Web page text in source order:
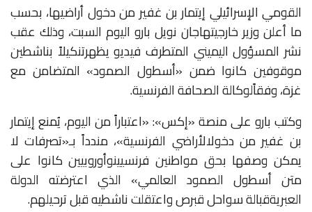
القوميالإسرائيلي إيتماربن غفيرمندخولأراضيها، بحسب
ما أعلنوزيرخارجيتهاجان نويل بارو اليوم السبت، وذلك عقب
نشر المسؤول اليميني المتطرف فيديو يظهرتنكيلاً بناشطين
موقوفين كانوا ضمن «أسطول الصمود» المتضامن مع
غزة،وفقاًلوكالةالصحافةالفرنسية.
وكتببارو علىمنصة«إكس»
:
«اعتباراًمناليوم،يُمنعإيتمار
بن غفير من دخولالأراضي الفرنسية»، مندداً بـ«تصرفات لا
يمكن وصفها بحق مواطنين فرنسيينوأوروبيين كانوا على
متن أسطول الصمود العالمي» الذي اعترضته الدولة
العبريةقبالةسواحلقبرصواعتقلتناشطيهقبلترحيلهم.